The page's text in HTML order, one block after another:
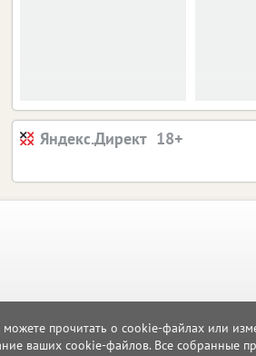
можете прочитать о cookie-файлах или
ваших cookie-файлов. Все собранные
Яндекс.Директ